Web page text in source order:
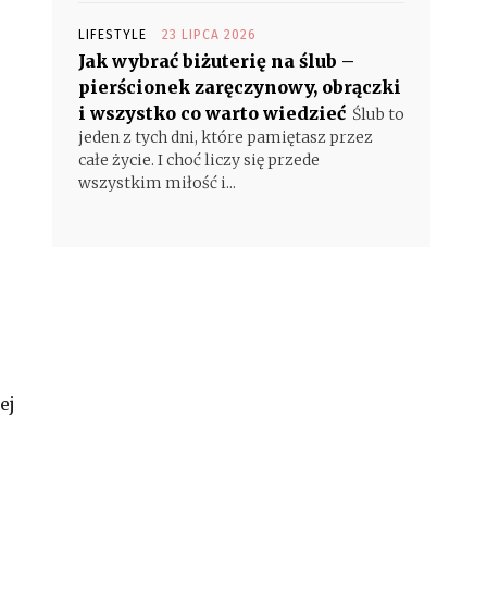
LIFESTYLE 23 LIPCA 2026
Jak wybrać biżuterię na ślub –
pierścionek zaręczynowy, obrączki
i wszystko co warto wiedzieć Ślub to
jeden z tych dni, które pamiętasz przez
całe życie. I choć liczy się przede
wszystkim miłość i...